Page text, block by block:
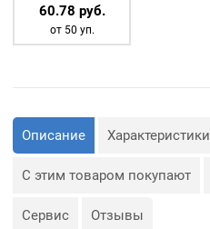
Сфера применения
люверсов очень обширная:
— Изготовление различных
объектов наружной
рекламы (баннеров);
туристического
полиграфия.
60.78 руб.
от 50 уп.
Описание Характеристики
С этим товаром покупают
Сервис Отзывы